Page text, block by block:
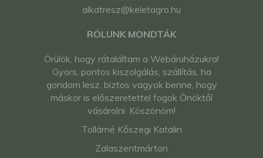
alkatresz@keletagro.hu
RÓLUNK MONDTÁK
Örülök, hogy rátaláltam a Webáruházukra!
Gyors, pontos kiszolgálás, szállítás, ha
gondom lesz, biztos vagyok benne, hogy
máskor is előszeretettel fogok Önöktől
vásárolni. Köszönöm!
Tollárné Kőszegi Katalin
Zalaszentmárton